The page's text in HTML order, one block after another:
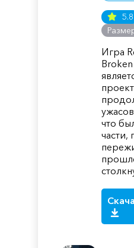
5.8
Игра
что
части,